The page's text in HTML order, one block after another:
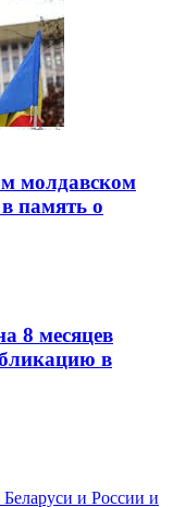
молдавском
в память о
8 месяцев
в
и России и